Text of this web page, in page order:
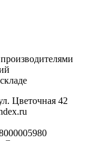
Цветочная 42